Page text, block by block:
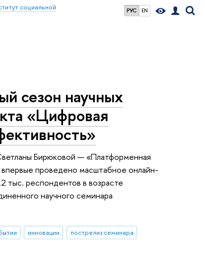
РУС EN
социальной
сезон научных
«Цифровая
Бирюковой — «Платформенная
проведено масштабное онлайн-
тыс. респондентов в возрасте
научного семинара
инновации
пострелиз семинара